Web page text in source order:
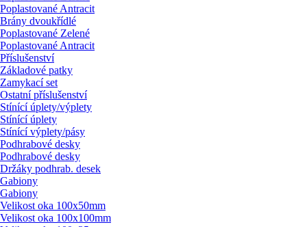
Poplastované Antracit
Brány dvoukřídlé
Poplastované Zelené
Poplastované Antracit
Příslušenství
Základové patky
Zamykací set
Ostatní příslušenství
Stínící úplety/výplety
Stínící úplety
Stínící výplety/pásy
Podhrabové desky
Podhrabové desky
Držáky podhrab. desek
Gabiony
Gabiony
Velikost oka 100x50mm
Velikost oka 100x100mm